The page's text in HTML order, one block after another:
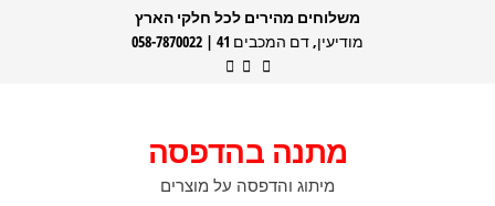
משלוחים מהירים לכל חלקי הארץ
מודיעין, דם המכבים 41 | 058-7870022
מתנה בהדפסה
מיתוג והדפסה על מוצרים